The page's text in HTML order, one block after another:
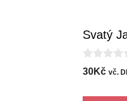
Svatý
0
o
t
30Kč vč.